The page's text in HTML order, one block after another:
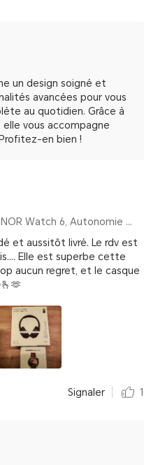
un design soigné et
avancées pour vous
au quotidien. Grâce à
vous accompagne
en bien !
Par HONOR Watch 6, Autonomie 35 Jours – Twilight Brown (Bracelet cuir)
et aussitôt livré. Le rdv est
Elle est superbe cette
aucun regret, et le casque
Signaler 1